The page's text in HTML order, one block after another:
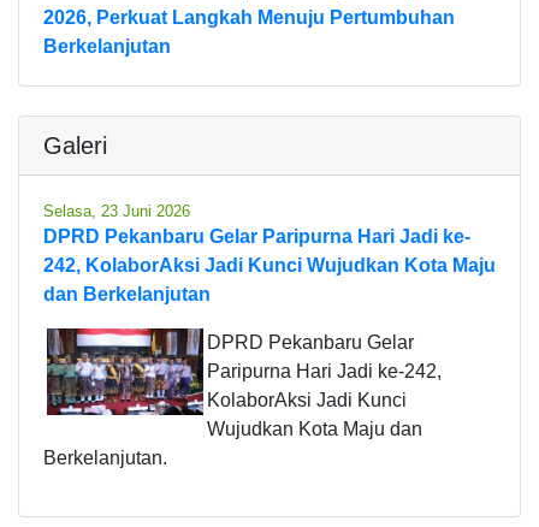
2026, Perkuat Langkah Menuju Pertumbuhan
Berkelanjutan
Galeri
Selasa, 23 Juni 2026
DPRD Pekanbaru Gelar Paripurna Hari Jadi ke-
242, KolaborAksi Jadi Kunci Wujudkan Kota Maju
dan Berkelanjutan
DPRD Pekanbaru Gelar
Paripurna Hari Jadi ke-242,
KolaborAksi Jadi Kunci
Wujudkan Kota Maju dan
Berkelanjutan.